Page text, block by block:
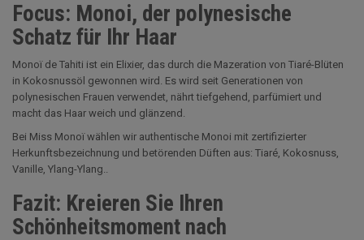
Focus: Monoi, der polynesische
Schatz für Ihr Haar
Monoï de Tahiti ist ein Elixier, das durch die Mazeration von Tiaré-Blüten
in Kokosnussöl gewonnen wird. Es wird seit Generationen von
polynesischen Frauen verwendet, nährt tiefgehend, parfümiert und
macht das Haar weich und glänzend.
Bei Miss Monoï wählen wir authentische Monoi mit zertifizierter
Herkunftsbezeichnung und betörenden Düften aus: Tiaré, Kokosnuss,
Vanille, Ylang-Ylang..
Fazit: Kreieren Sie Ihren
Schönheitsmoment nach